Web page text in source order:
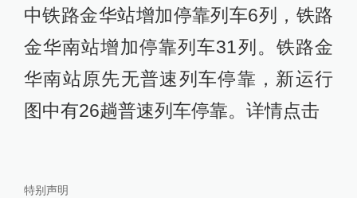
中铁路金华站增加停靠列车6列，铁路
金华南站增加停靠列车31列。铁路金
华南站原先无普速列车停靠，新运行
图中有26趟普速列车停靠。详情点击
特别声明